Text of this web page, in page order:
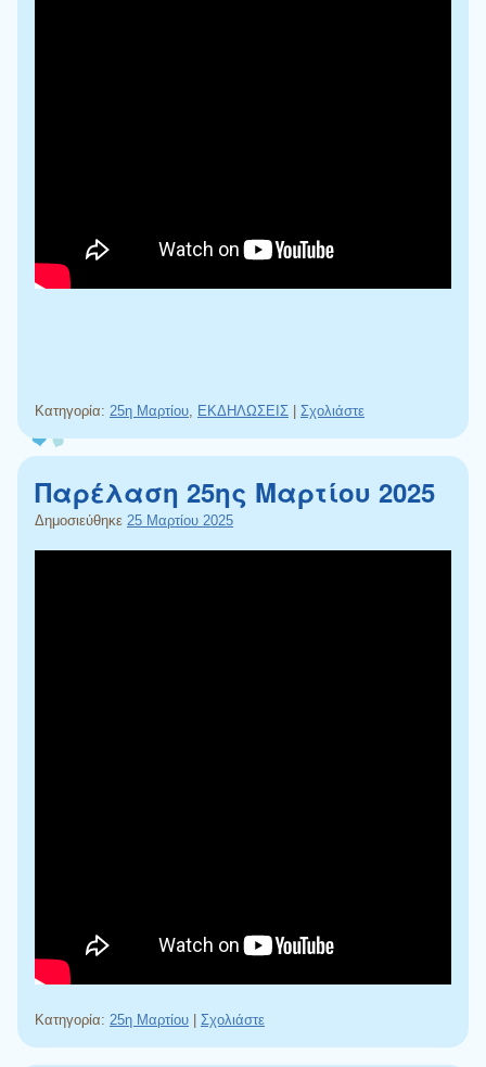
Κατηγορία: 25η Μαρτίου, ΕΚΔΗΛΩΣΕΙΣ Σχολιάστε
Παρέλαση 25ης Μαρτίου 2025
Δημοσιεύθηκε 25 Μαρτίου 2025
Κατηγορία: 25η Μαρτίου Σχολιάστε